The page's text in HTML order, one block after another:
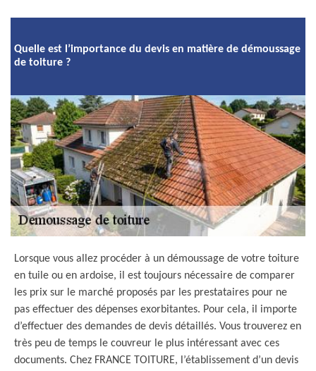
Quelle est l’importance du devis en matière de démoussage
de toiture ?
Lorsque vous allez procéder à un démoussage de votre toiture
en tuile ou en ardoise, il est toujours nécessaire de comparer
les prix sur le marché proposés par les prestataires pour ne
pas effectuer des dépenses exorbitantes. Pour cela, il importe
d’effectuer des demandes de devis détaillés. Vous trouverez en
très peu de temps le couvreur le plus intéressant avec ces
documents. Chez FRANCE TOITURE, l’établissement d’un devis